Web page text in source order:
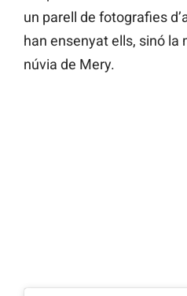
un parell de fotografies
han ensenyat ells, sinó la
núvia de Mery.